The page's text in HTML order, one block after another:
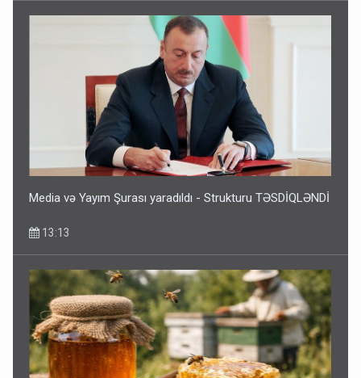
Media və Yayım Şurası yaradıldı - Strukturu TƏSDİQLƏNDİ
13:13